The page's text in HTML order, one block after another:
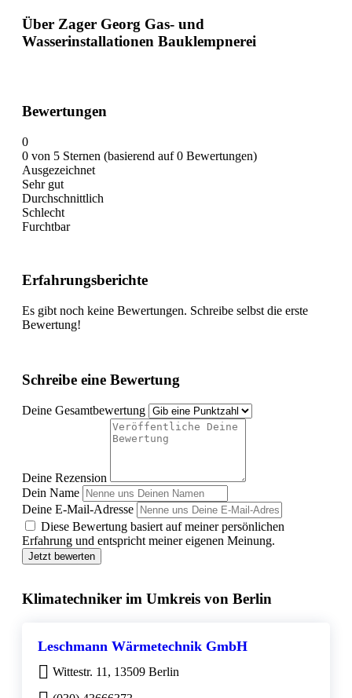
Über Zager Georg Gas- und
Wasserinstallationen Bauklempnerei
Bewertungen
0
0 von 5 Sternen (basierend auf 0 Bewertungen)
Ausgezeichnet
Sehr gut
Durchschnittlich
Schlecht
Furchtbar
Erfahrungsberichte
Es gibt noch keine Bewertungen. Schreibe selbst die erste
Bewertung!
Schreibe eine Bewertung
Deine Gesamtbewertung
Deine Rezension
Dein Name
Deine E-Mail-Adresse
Diese Bewertung basiert auf meiner persönlichen
Erfahrung und entspricht meiner eigenen Meinung.
Jetzt bewerten
Klimatechniker im Umkreis von Berlin
Leschmann Wärmetechnik GmbH
Wittestr. 11, 13509 Berlin